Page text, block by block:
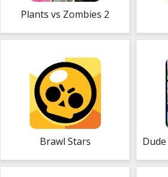
Plants vs Zombies 2
Brawl Stars